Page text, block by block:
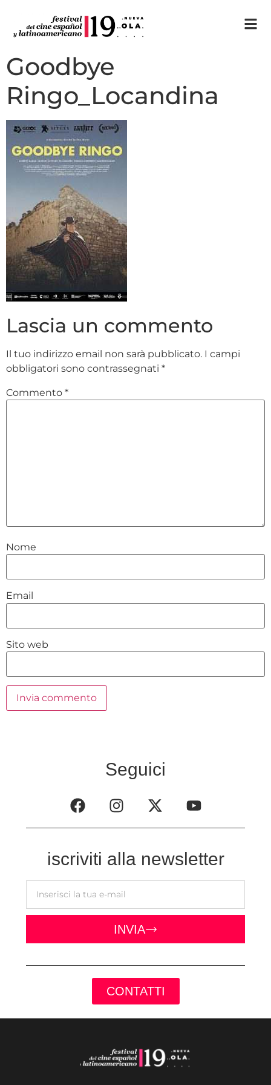
Goodbye
Ringo_Locandina
Lascia un commento
Il tuo indirizzo email non sarà pubblicato. I campi
obbligatori sono contrassegnati *
Commento *
Nome
Email
Sito web
Seguici
iscriviti alla newsletter
INVIA
CONTATTI